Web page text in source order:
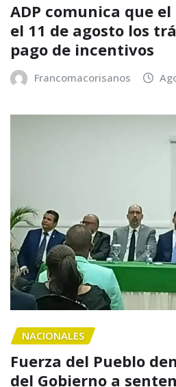
ADP comunica que
el 11 de agosto los
pago de incentivos
Francomacorisanos
NACIONALES
Fuerza del Pueblo
del Gobierno a